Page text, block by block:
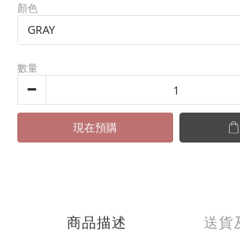
顏色
數量
現在預購
商品描述 送貨